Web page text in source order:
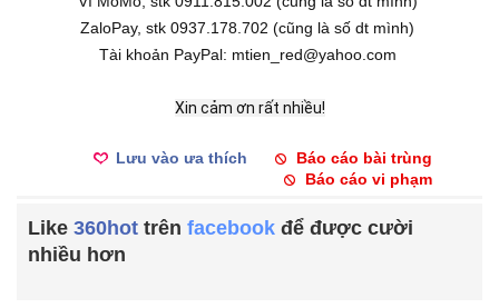
ZaloPay, stk 0937.178.702 (cũng là số dt mình)
Tài khoản PayPal: mtien_red@yahoo.com
Xin cảm ơn rất nhiều!
Lưu vào ưa thích
Báo cáo bài trùng
Báo cáo vi phạm
Like 360hot trên facebook để được cười
nhiều hơn